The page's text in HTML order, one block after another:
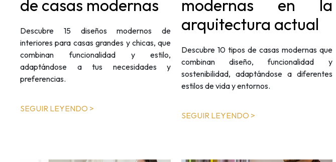
de casas modernas
Descubre 15 diseños modernos de
interiores para casas grandes y chicas, que
combinan funcionalidad y estilo,
adaptándose a tus necesidades y
preferencias.
SEGUIR LEYENDO >
modernas en la
arquitectura actual
Descubre 10 tipos de casas modernas que
combinan diseño, funcionalidad y
sostenibilidad, adaptándose a diferentes
estilos de vida y entornos.
SEGUIR LEYENDO >